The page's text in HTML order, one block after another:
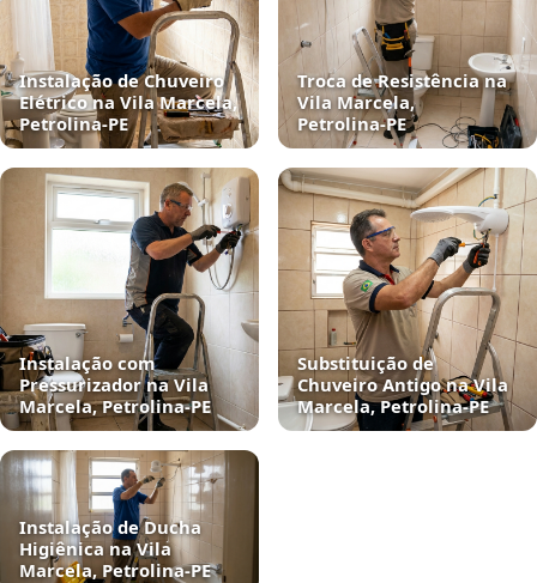
Instalação de Chuveiro
Elétrico na Vila Marcela,
Petrolina‑PE
Troca de Resistência na
Vila Marcela,
Petrolina‑PE
Instalação com
Pressurizador na Vila
Marcela, Petrolina‑PE
Substituição de
Chuveiro Antigo na Vila
Marcela, Petrolina‑PE
Instalação de Ducha
Higiênica na Vila
Marcela, Petrolina‑PE